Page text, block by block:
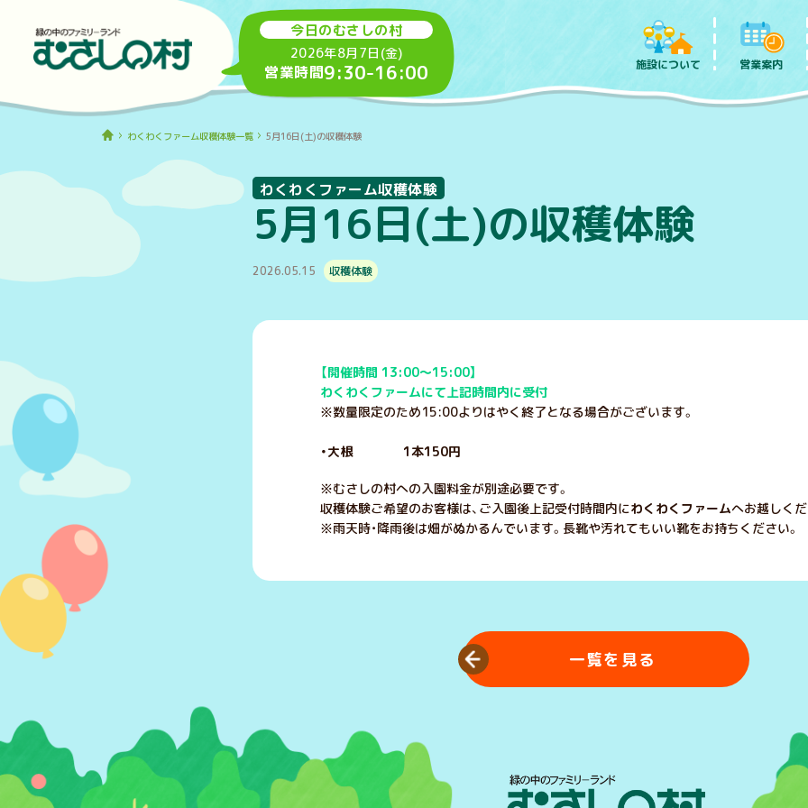
今日のむさしの村
2026年8月7日(金)
営業時間9:30-16:00 施設について 営業案内
わくわくファーム収穫体験一覧 5月16日(土)の収穫体験
5月16日(土)の収穫体験
わくわくファーム収穫体験
2026.05.15 収穫体験
【開催時間 13:00～15:00】
わくわくファームにて上記時間内に受付
※数量限定のため15:00よりはやく終了となる場合がございます。
・大根 1本150円
※むさしの村への入園料金が別途必要です。
収穫体験ご希望のお客様は、ご入園後上記受付時間内にわくわくファームへお越しくだ
※雨天時・降雨後は畑がぬかるんでいます。長靴や汚れてもいい靴をお持ちください。
一覧を見る